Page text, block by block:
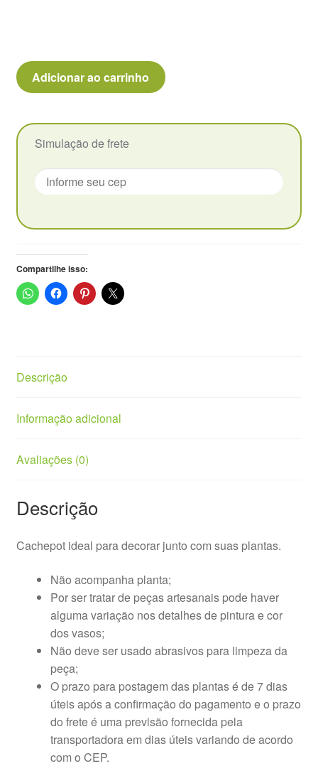
Vaso
cerâmico
Pássaro
quantidade
Adicionar ao carrinho
Simulação de frete
Compartilhe isso:
Descrição
Informação adicional
Avaliações (0)
Descrição
Cachepot ideal para decorar junto com suas plantas.
Não acompanha planta;
Por ser tratar de peças artesanais pode haver
alguma variação nos detalhes de pintura e cor
dos vasos;
Não deve ser usado abrasivos para limpeza da
peça;
O prazo para postagem das plantas é de 7 dias
úteis após a confirmação do pagamento e o prazo
do frete é uma previsão fornecida pela
transportadora em dias úteis variando de acordo
com o CEP.